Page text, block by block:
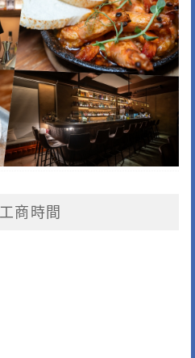
商時間